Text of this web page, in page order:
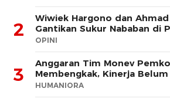
2
Wiwiek Hargono dan
Gantikan Sukur Nababan di
OPINI
3
Anggaran Tim Monev
Membengkak, Kinerja
HUMANIORA